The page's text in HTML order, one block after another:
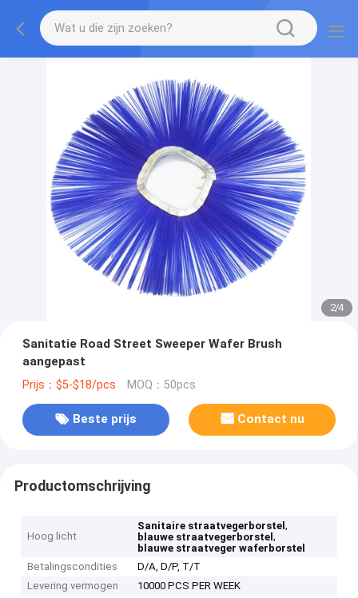
2/4
Sanitatie Road Street Sweeper Wafer Brush
aangepast
Prijs：$5-$18/pcs MOQ：50pcs
Beste prijs Contact nu
Productomschrijving
Hoog licht
Sanitaire straatvegerborstel,
blauwe straatvegerborstel,
blauwe straatveger waferborstel
Betalingscondities
D/A, D/P, T/T
Levering vermogen
10000 PCS PER WEEK